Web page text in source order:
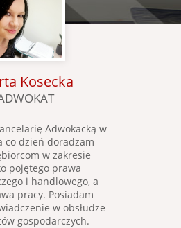
Kosecka
Adwokacką w
co dzień doradzam
w zakresie
pojętego prawa
i handlowego, a
pracy. Posiadam
w obsłudze
gospodarczych.